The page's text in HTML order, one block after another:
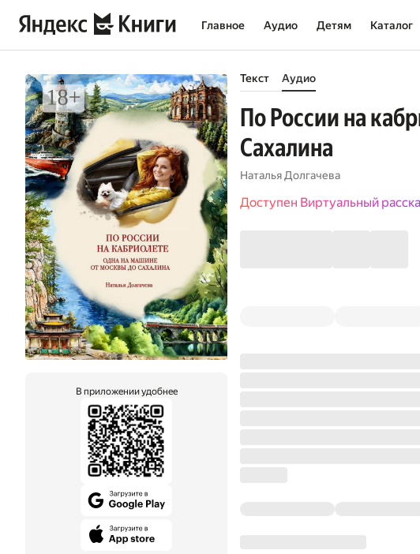
Главное Аудио Детям Каталог
В приложении удобнее
Текст Аудио
По России на
Сахалина
Наталья Долгачева
Доступен Виртуальный